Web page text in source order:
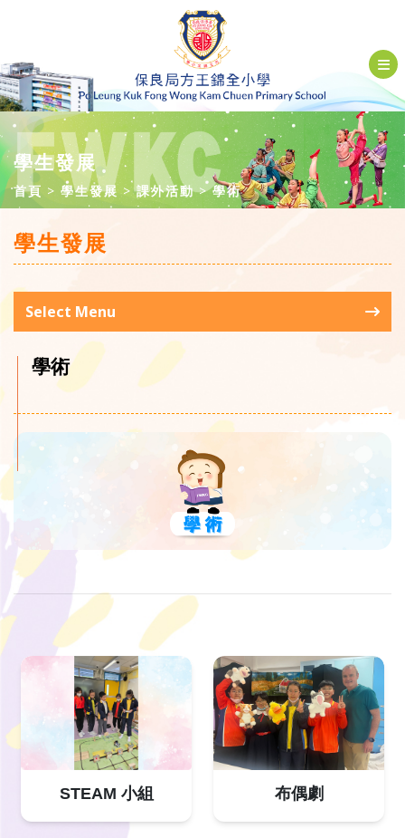
學生發展
首頁 學生發展 課外活動 學術
學生發展
Select Menu
學術
STEAM 小組 布偶劇